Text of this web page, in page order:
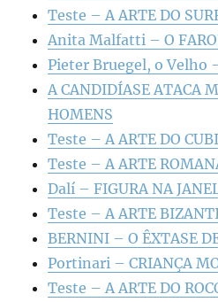
Teste – A ARTE DO
Anita Malfatti – O
Pieter Bruegel, o Velho
A CANDIDÍASE ATACA
HOMENS
Teste – A ARTE DO
Teste – A ARTE
Dalí – FIGURA NA
Teste – A ARTE
BERNINI – O ÊXTASE
Portinari – CRIANÇA
Teste – A ARTE DO